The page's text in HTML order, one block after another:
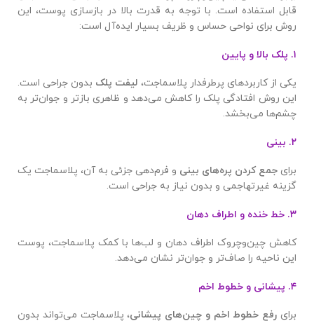
قابل استفاده است. با توجه به قدرت بالا در بازسازی پوست، این
روش برای نواحی حساس و ظریف بسیار ایده‌آل است:
۱. پلک بالا و پایین
یکی از کاربردهای پرطرفدار پلاسماجت، لیفت پلک بدون جراحی است.
این روش افتادگی پلک را کاهش می‌دهد و ظاهری بازتر و جوان‌تر به
چشم‌ها می‌بخشد.
۲. بینی
برای جمع کردن پره‌های بینی و فرم‌دهی جزئی به آن، پلاسماجت یک
گزینه غیرتهاجمی و بدون نیاز به جراحی است.
۳. خط خنده و اطراف دهان
کاهش چین‌وچروک اطراف دهان و لب‌ها با کمک پلاسماجت، پوست
این ناحیه را صاف‌تر و جوان‌تر نشان می‌دهد.
۴. پیشانی و خطوط اخم
برای رفع خطوط اخم و چین‌های پیشانی، پلاسماجت می‌تواند بدون